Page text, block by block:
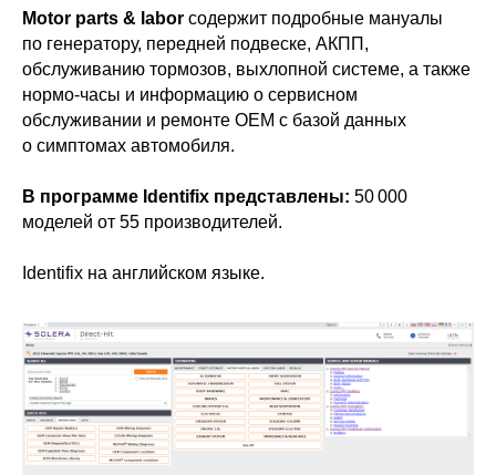
Motor parts & labor содержит подробные мануалы
по генератору, передней подвеске, АКПП,
обслуживанию тормозов, выхлопной системе, а также
нормо-часы и информацию о сервисном
обслуживании и ремонте OEM с базой данных
о симптомах автомобиля.
В программе Identifix представлены: 50 000
моделей от 55 производителей.
Identifix на английском языке.